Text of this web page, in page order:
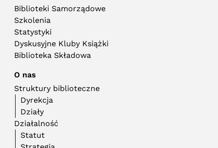
Biblioteki Samorządowe
Szkolenia
Statystyki
Dyskusyjne Kluby Książki
Biblioteka Składowa
O nas
Struktury biblioteczne
Dyrekcja
Działy
Działalność
Statut